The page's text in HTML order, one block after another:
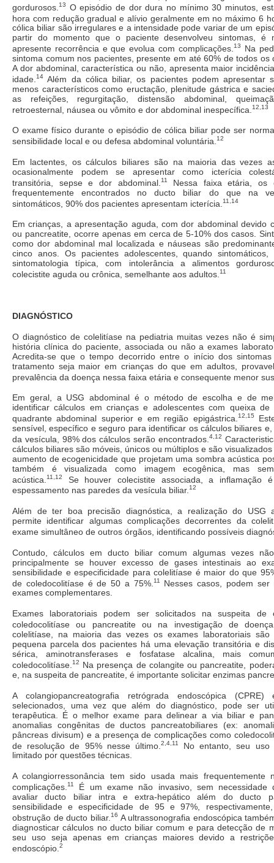
gordurosos. 13
O episódio de dor dura no mínimo 30 minutos,
hora com redução gradual e alívio geralmente em no máximo 6
cólica biliar são irregulares e a intensidade pode variar de um
partir do momento que o paciente desenvolveu sintomas, é
apresente recorrência e que evolua com complicações. 13
Na
sintoma comum nos pacientes, presente em até 60% de todos os
A dor abdominal, característica ou não, apresenta maior
idade. 14 Além da cólica biliar, os pacientes podem apresentar
menos característicos como eructação, plenitude gástrica e
as refeições, regurgitação, distensão abdominal,
retroesternal, náusea ou vômito e dor abdominal inespecífica. 12,13
O exame físico durante o episódio de cólica biliar pode ser
sensibilidade local e ou defesa abdominal voluntária. 12
Em lactentes, os cálculos biliares são na maioria das vezes
ocasionalmente podem se apresentar como icterícia
transitória, sepse e dor abdominal. 11
Nessa faixa etária, os
frequentemente encontrados no ducto biliar do que na
sintomáticos, 90% dos pacientes apresentam icterícia. 11,14
Em crianças, a apresentação aguda, com dor abdominal devido
ou pancreatite, ocorre apenas em cerca de 5-10% dos casos.
como dor abdominal mal localizada e náuseas são
cinco anos. Os pacientes adolescentes, quando sintomáticos,
sintomatologia típica, com intolerância a alimentos
colecistite aguda ou crônica, semelhante aos adultos. 11
DIAGNÓSTICO
O diagnóstico de colelitíase na pediatria muitas vezes não é
história clínica do paciente, associada ou não a exames
Acredita-se que o tempo decorrido entre o início dos
tratamento seja maior em crianças do que em adultos,
prevalência da doença nessa faixa etária e consequente menor
Em geral, a USG abdominal é o método de escolha e de
identificar cálculos em crianças e adolescentes com queixa
quadrante abdominal superior e em região epigástrica. 12,15
sensível, específico e seguro para identificar os cálculos biliares
da vesícula, 98% dos cálculos serão encontrados. 4,12
cálculos biliares são móveis, únicos ou múltiplos e são
aumento de ecogenicidade que projetam uma sombra acústica
também é visualizada como imagem ecogênica, mas
acústica. 11,12
Se houver colecistite associada, a inflamação
espessamento nas paredes da vesícula biliar. 12
Além de ter boa precisão diagnóstica, a realização do USG
permite identificar algumas complicações decorrentes da
exame simultâneo de outros órgãos, identificando possíveis
Contudo, cálculos em ducto biliar comum algumas vezes
principalmente se houver excesso de gases intestinais ao
sensibilidade e especificidade para colelitíase é maior do que
de coledocolitíase é de 50 a 75%. 11
Nesses casos, podem ser
exames complementares.
Exames laboratoriais podem ser solicitados na suspeita de
coledocolitíase ou pancreatite ou na investigação de
colelitíase, na maioria das vezes os exames laboratoriais
pequena parcela dos pacientes há uma elevação transitória e
sérica, aminotransferases e fosfatase alcalina, mais
coledocolitíase. 12
Na presença de colangite ou pancreatite,
e, na suspeita de pancreatite, é importante solicitar enzimas
A colangiopancreatografia retrógrada endoscópica
selecionados, uma vez que além do diagnóstico, pode ser
terapêutica. É o melhor exame para delinear a via biliar e
anomalias congênitas de ductos pancreatobiliares (ex:
pâncreas divisum) e a presença de complicações como
de resolução de 95% nesse último. 2,4,11
No entanto, seu uso
limitado por questões técnicas.
A colangiorressonância tem sido usada mais frequentemente
complicações. 11
É um exame não invasivo, sem necessidade
avaliar ducto biliar intra e extra-hepático além do ducto
sensibilidade e especificidade de 95 e 97%,
obstrução de ducto biliar. 16 A ultrassonografia endoscópica
diagnosticar cálculos no ducto biliar comum e para detecção de
seu uso seja apenas em crianças maiores devido a
endoscópio. 2